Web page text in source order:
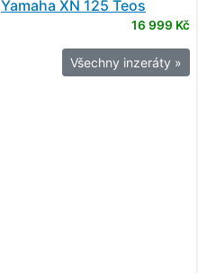
Yamaha XN 125 Teos
16 999 Kč
Všechny inzeráty »